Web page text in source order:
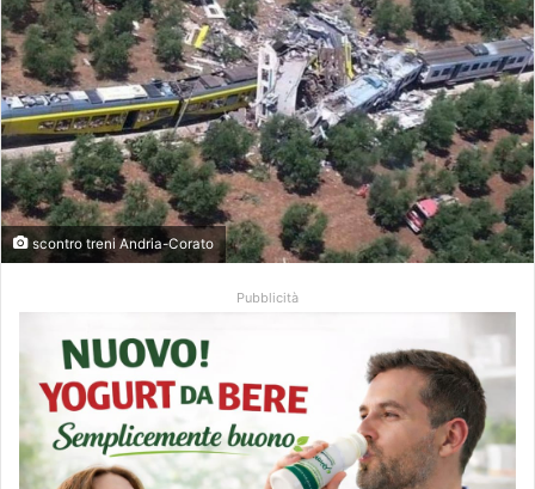
a
u
n
'
e
m
a
i
l
scontro treni Andria-Corato
Pubblicità